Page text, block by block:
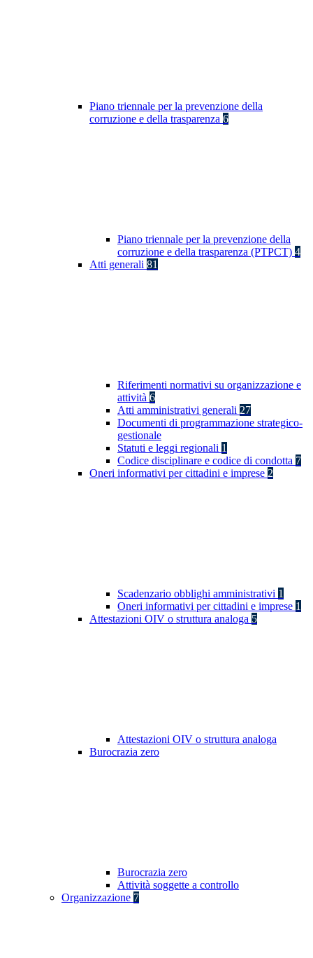
Piano triennale per la prevenzione della
corruzione e della trasparenza 6
Piano triennale per la prevenzione della
corruzione e della trasparenza (PTPCT) 4
Atti generali 81
Riferimenti normativi su organizzazione e
attività 6
Atti amministrativi generali 27
Documenti di programmazione strategico-
gestionale
Statuti e leggi regionali 1
Codice disciplinare e codice di condotta 7
Oneri informativi per cittadini e imprese 2
Scadenzario obblighi amministrativi 1
Oneri informativi per cittadini e imprese 1
Attestazioni OIV o struttura analoga 5
Attestazioni OIV o struttura analoga
Burocrazia zero
Burocrazia zero
Attività soggette a controllo
Organizzazione 7